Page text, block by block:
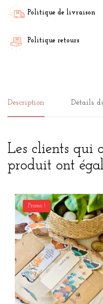
Politique de livraison
Politique retours
Description Détails
Les clients qui
produit ont
Promo !